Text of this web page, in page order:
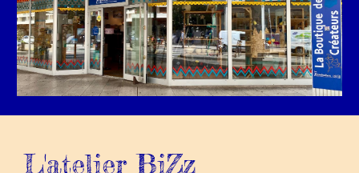
L'atelier BiZz